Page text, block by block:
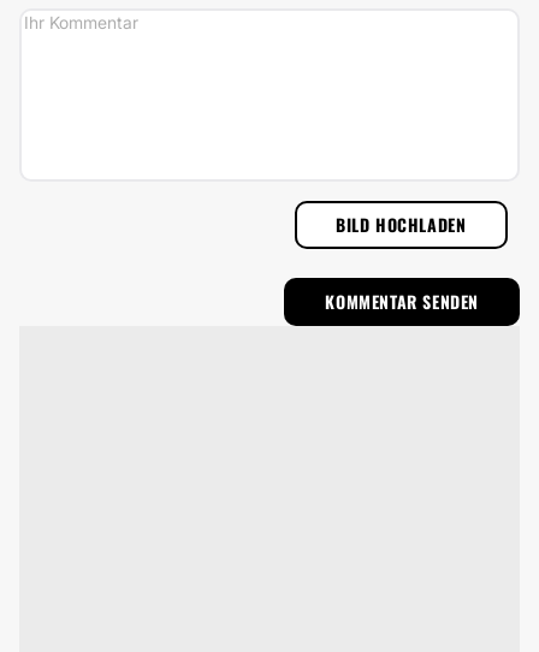
BILD HOCHLADEN